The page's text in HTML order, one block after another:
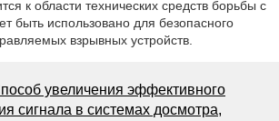
к области технических средств борьбы с
быть использовано для безопасного
взрывных устройств.
увеличения эффективного
сигнала в системах досмотра,